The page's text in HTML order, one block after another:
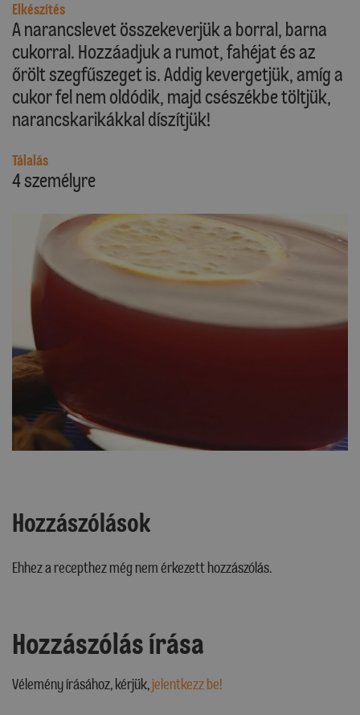
Elkészítés
A narancslevet összekeverjük a borral, barna
cukorral. Hozzáadjuk a rumot, fahéjat és az
őrölt szegfűszeget is. Addig kevergetjük, amíg a
cukor fel nem oldódik, majd csészékbe töltjük,
narancskarikákkal díszítjük!
Tálalás
4 személyre
Hozzászólások
Ehhez a recepthez még nem érkezett hozzászólás.
Hozzászólás írása
Vélemény írásához, kérjük,jelentkezz be!